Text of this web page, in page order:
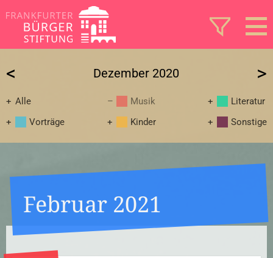
Dezember 2020
< >
Alle Musik
Literatur
Vorträge
Kinder Sonstige
Februar 2021